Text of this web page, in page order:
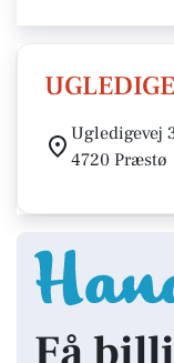
Ugledigevej
4720 Præstø